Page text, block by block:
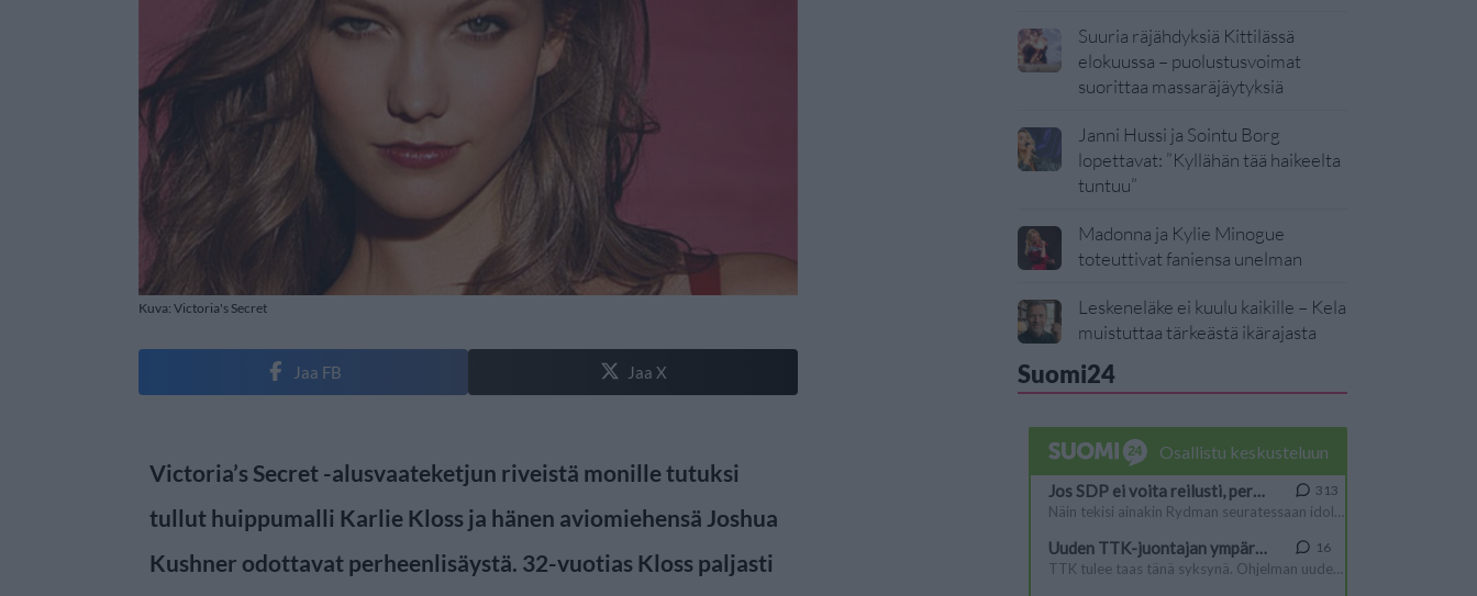
Kuva: Victoria's Secret
Jaa FB Jaa X
Victoria’s Secret -alusvaateketjun riveistä monille tutuksi
tullut huippumalli Karlie Kloss ja hänen aviomiehensä Joshua
Kushner odottavat perheenlisäystä. 32-vuotias Kloss paljasti
Suuria räjähdyksiä Kittilässä
elokuussa – puolustusvoimat
suorittaa massaräjäytyksiä
Janni Hussi ja Sointu Borg
lopettavat: ”Kyllähän tää haikeelta
tuntuu”
Madonna ja Kylie Minogue
toteuttivat faniensa unelman
Leskeneläke ei kuulu kaikille – Kela
muistuttaa tärkeästä ikärajasta
Suomi24